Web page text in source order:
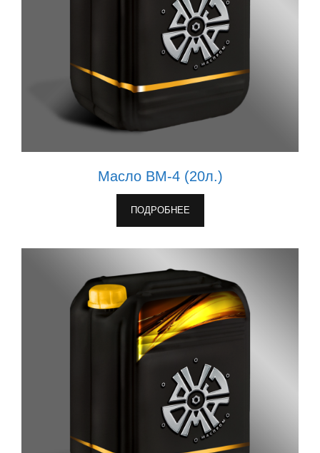
Масло ВМ-4 (20л.)
ПОДРОБНЕЕ